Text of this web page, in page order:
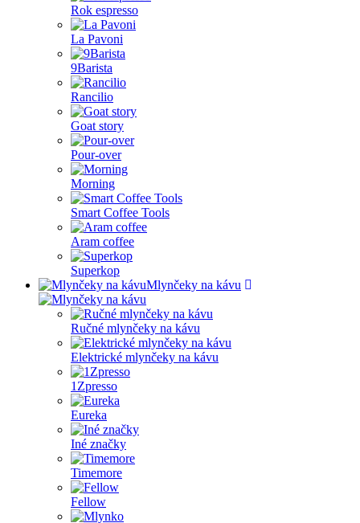
Rok espresso
La Pavoni
9Barista
Rancilio
Goat story
Pour-over
Morning
Smart Coffee Tools
Aram coffee
Superkop
Mlynčeky na kávu
Ručné mlynčeky na kávu
Elektrické mlynčeky na kávu
1Zpresso
Eureka
Iné značky
Timemore
Fellow